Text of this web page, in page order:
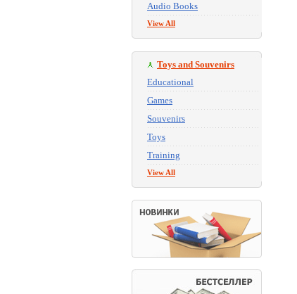
Audio Books
View All
Toys and Souvenirs
Educational
Games
Souvenirs
Toys
Training
View All